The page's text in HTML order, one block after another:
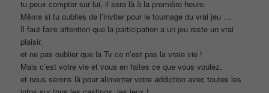
tu peux compter sur lui, il sera là à la première heure.
Même si tu oublies de l’inviter pour le tournage du vrai jeu …
Il faut faire attention que la participation a un jeu reste un vrai
plaisir,
et ne pas oublier que la Tv ce n’est pas la vraie vie !
Mais c’est votre vie et vous en faites ce que vous voulez,
et nous serons là pour alimenter votre addiction avec toutes les